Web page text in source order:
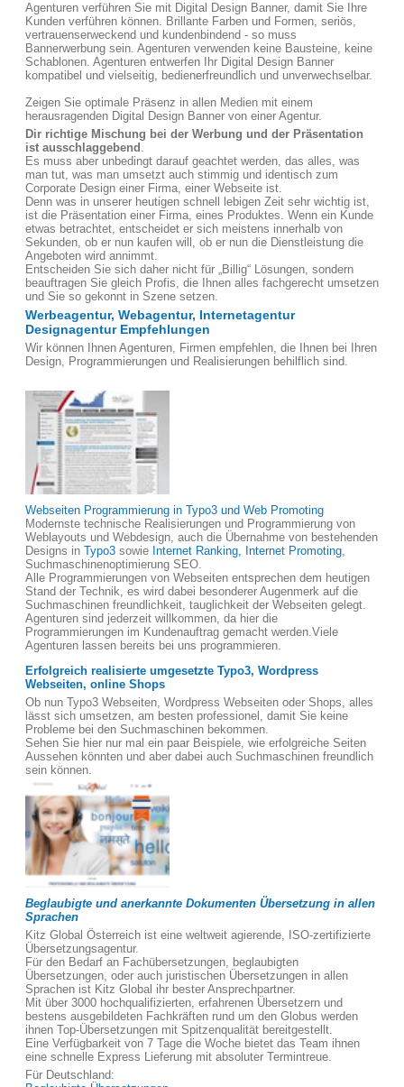
Agenturen verführen Sie mit Digital Design Banner, damit Sie Ihre
Kunden verführen können. Brillante Farben und Formen, seriös,
vertrauenserweckend und kundenbindend - so muss
Bannerwerbung sein. Agenturen verwenden keine Bausteine, keine
Schablonen. Agenturen entwerfen Ihr Digital Design Banner
kompatibel und vielseitig, bedienerfreundlich und unverwechselbar.
Zeigen Sie optimale Präsenz in allen Medien mit einem
herausragenden Digital Design Banner von einer Agentur.
Dir richtige Mischung bei der Werbung und der Präsentation
ist ausschlaggebend .
Es muss aber unbedingt darauf geachtet werden, das alles, was
man tut, was man umsetzt auch stimmig und identisch zum
Corporate Design einer Firma, einer Webseite ist.
Denn was in unserer heutigen schnell lebigen Zeit sehr wichtig ist,
ist die Präsentation einer Firma, eines Produktes. Wenn ein Kunde
etwas betrachtet, entscheidet er sich meistens innerhalb von
Sekunden, ob er nun kaufen will, ob er nun die Dienstleistung die
Angeboten wird annimmt.
Entscheiden Sie sich daher nicht für „Billig“ Lösungen, sondern
beauftragen Sie gleich Profis, die Ihnen alles fachgerecht umsetzen
und Sie so gekonnt in Szene setzen.
Werbeagentur, Webagentur, Internetagentur
Designagentur Empfehlungen
Wir können Ihnen Agenturen, Firmen empfehlen, die Ihnen bei Ihren
Design, Programmierungen und Realisierungen behilflich sind.
Webseiten Programmierung in Typo3 und Web Promoting
Modernste technische Realisierungen und Programmierung von
Weblayouts und Webdesign, auch die Übernahme von bestehenden
Designs in Typo3 sowie Internet Ranking, Internet Promoting,
Suchmaschinenoptimierung SEO.
Alle Programmierungen von Webseiten entsprechen dem heutigen
Stand der Technik, es wird dabei besonderer Augenmerk auf die
Suchmaschinen freundlichkeit, tauglichkeit der Webseiten gelegt.
Agenturen sind jederzeit willkommen, da hier die
Programmierungen im Kundenauftrag gemacht werden.Viele
Agenturen lassen bereits bei uns programmieren.
Erfolgreich realisierte umgesetzte Typo3, Wordpress
Webseiten, online Shops
Ob nun Typo3 Webseiten, Wordpress Webseiten oder Shops, alles
lässt sich umsetzen, am besten professionel, damit Sie keine
Probleme bei den Suchmaschinen bekommen.
Sehen Sie hier nur mal ein paar Beispiele, wie erfolgreiche Seiten
Aussehen könnten und aber dabei auch Suchmaschinen freundlich
sein können.
Beglaubigte und anerkannte Dokumenten Übersetzung in allen
Sprachen
Kitz Global Österreich ist eine weltweit agierende, ISO-zertifizierte
Übersetzungsagentur.
Für den Bedarf an Fachübersetzungen, beglaubigten
Übersetzungen, oder auch juristischen Übersetzungen in allen
Sprachen ist Kitz Global ihr bester Ansprechpartner.
Mit über 3000 hochqualifizierten, erfahrenen Übersetzern und
bestens ausgebildeten Fachkräften rund um den Globus werden
ihnen Top-Übersetzungen mit Spitzenqualität bereitgestellt.
Eine Verfügbarkeit von 7 Tage die Woche bietet das Team ihnen
eine schnelle Express Lieferung mit absoluter Termintreue.
Für Deutschland: